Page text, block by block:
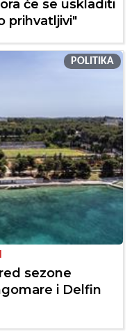
će se uskladiti
prihvatljivi"
POLITIKA
sezone
i Delfin